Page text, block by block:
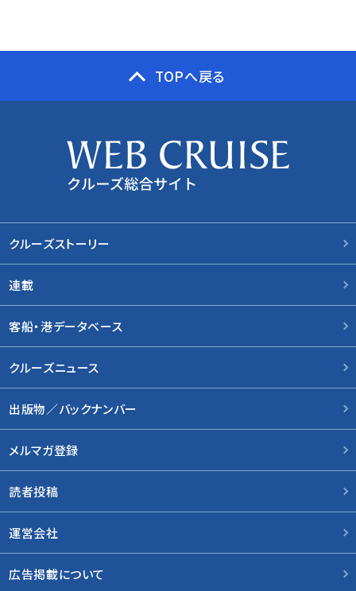
TOPへ戻る
クルーズストーリー
連載
客船・港データベース
クルーズニュース
出版物／バックナンバー
メルマガ登録
読者投稿
運営会社
広告掲載について